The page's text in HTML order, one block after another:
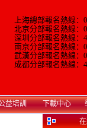
上海總部報名熱線：
北京分部報名熱線：
深圳分部報名熱線：
南京分部報名熱線：
武漢分部報名熱線：
成都分部報名熱線：
益培訓 下載中心